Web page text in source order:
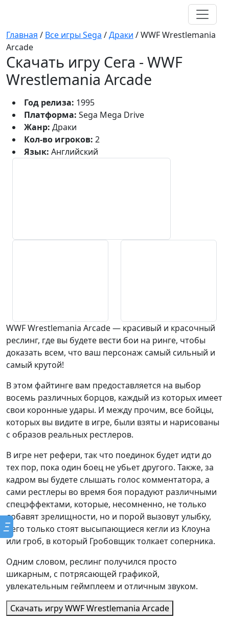
Главная / Все игры Sega /Драки /WWF Wrestlemania
Arcade
Скачать игру Сега - WWF
Wrestlemania Arcade
Год релиза: 1995
Платформа: Sega Mega Drive
Жанр: Драки
Кол-во игроков: 2
Язык: Английский
WWF Wrestlemania Arcade — красивый и красочный
реслинг, где вы будете вести бои на ринге, чтобы
доказать всем, что ваш персонаж самый сильный и
самый крутой!
В этом файтинге вам предоставляется на выбор
восемь различных борцов, каждый из которых имеет
свои коронные удары. И между прочим, все бойцы,
которых вы видите в игре, были взяты и нарисованы
с образов реальных рестлеров.
В игре нет рефери, так что поединок будет идти до
тех пор, пока один боец не убьет другого. Также, за
кадром вы будете слышать голос комментатора, а
сами рестлеры во время боя порадуют различными
спецэффектами, которые, несомненно, не только
добавят зрелищности, но и порой вызовут улыбку,
чего только стоят высыпающиеся кегли из Клоуна
или гроб, в который Гробовщик толкает соперника.
Одним словом, реслинг получился просто
шикарным, с потрясающей графикой,
увлекательным геймплеем и отличным звуком.
Скачать игруWWF Wrestlemania Arcade
Ξ